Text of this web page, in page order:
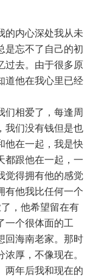
内心深处我从未
忘不了自己的初
过去。由于很多原
道他在我心里已经
相爱了，每逢周
我们没有钱但是也
他在一起，我是快
都跟他在一起，一
觉得拥有他的感觉
有他我比任何一个
，他希望留在有
一个很体面的工
回海南老家。那时
厚，不像现在。
两年后我和现在的